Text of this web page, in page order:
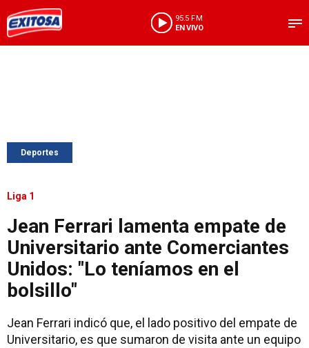
95.5 FM
EN VIVO
Deportes
Liga 1
Jean Ferrari lamenta empate de
Universitario ante Comerciantes
Unidos: "Lo teníamos en el
bolsillo"
Jean Ferrari indicó que, el lado positivo del empate de
Universitario, es que sumaron de visita ante un equipo